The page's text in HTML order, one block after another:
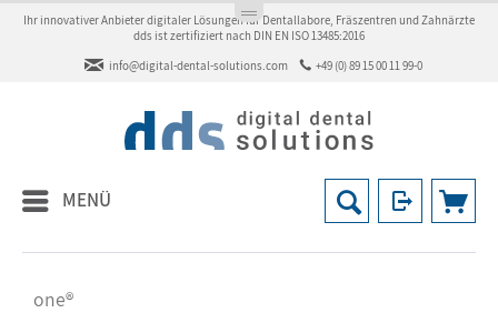
Ihr innovativer Anbieter digitaler Lösungen für Dentallabore, Fräszentren und Zahnärzte
dds ist zertifiziert nach DIN EN ISO 13485:2016
info@digital-dental-solutions.com
+49 (0) 89 15 00 11 99-0
MENÜ
one®